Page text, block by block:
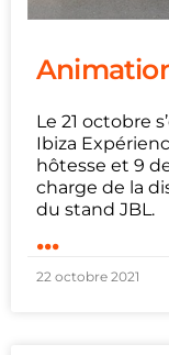
Le 21 octobre
Ibiza
hôtesse et 9
charge de la
du stand JBL.
...
22 octobre 2021